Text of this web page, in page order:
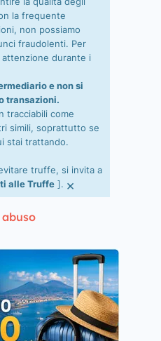
la frequente
non possiamo
fraudolenti. Per
durante i
e non si
transazioni.
tracciabili come
simili, soprattutto se
stai trattando.
truffe, si invita a
alle Truffe ]. ×